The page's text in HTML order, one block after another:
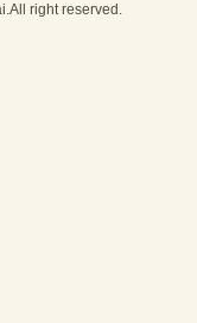
right reserved.